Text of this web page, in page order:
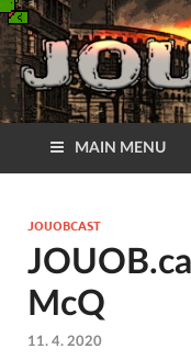
MAIN MENU
JOUOBCAST
McQ
11. 4. 2020